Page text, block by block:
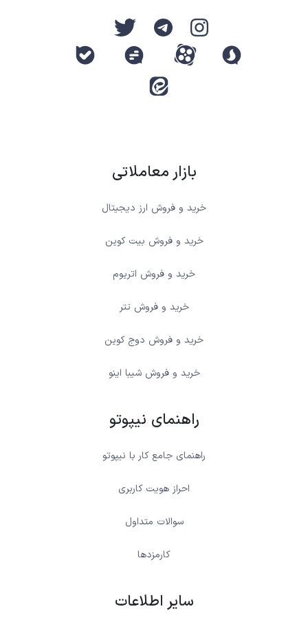
بازار معاملاتی
خرید و فروش ارز دیجیتال
خرید و فروش بیت کوین
خرید و فروش اتریوم
خرید و فروش تتر
خرید و فروش دوج کوین
خرید و فروش شیبا اینو
راهنمای نیپوتو
راهنمای جامع کار با نیپوتو
احراز هویت کاربری
سوالات متداول
کارمزدها
سایر اطلاعات